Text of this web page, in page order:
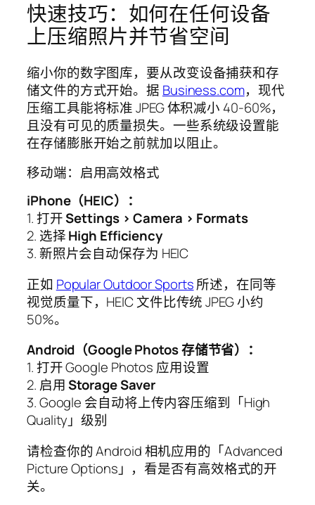
快速技巧：如何在任何设备
上压缩照片并节省空间
缩小你的数字图库，要从改变设备捕获和存
储文件的方式开始。据 Business.com，现代
压缩工具能将标准 JPEG 体积减小 40-60%，
且没有可见的质量损失。一些系统级设置能
在存储膨胀开始之前就加以阻止。
移动端：启用高效格式
iPhone（HEIC）：
1. 打开Settings > Camera > Formats
2. 选择High Efficiency
3. 新照片会自动保存为 HEIC
正如 Popular Outdoor Sports所述，在同等
视觉质量下，HEIC 文件比传统 JPEG 小约
50%。
Android（Google Photos 存储节省）：
1. 打开 Google Photos 应用设置
2. 启用Storage Saver
3. Google 会自动将上传内容压缩到「High
Quality」级别
请检查你的 Android 相机应用的「Advanced
Picture Options」，看是否有高效格式的开
关。